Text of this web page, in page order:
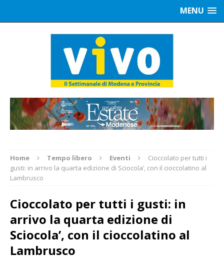
MENU
Home Tempo libero Eventi
Cioccolato per tutti i
gusti: in arrivo la quarta edizione di Sciocola’, con il cioccolatino al
Lambrusco
Cioccolato per tutti i gusti: in
arrivo la quarta edizione di
Sciocola’, con il cioccolatino al
Lambrusco